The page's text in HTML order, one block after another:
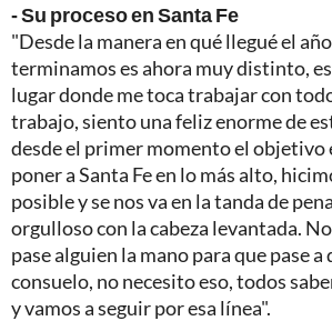
- Su proceso en Santa Fe
"Desde la manera en qué llegué el
terminamos es ahora muy distinto,
lugar donde me toca trabajar con
trabajo, siento una feliz enorme de
desde el primer momento el objetivo
poner a Santa Fe en lo más alto,
posible y se nos va en la tanda de
orgulloso con la cabeza levantada.
pase alguien la mano para que pase a
consuelo, no necesito eso, todos
y vamos a seguir por esa línea".